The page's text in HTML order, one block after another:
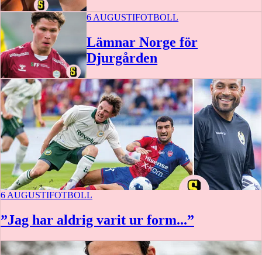
6 AUGUSTIFOTBOLL
Lämnar Norge för
Djurgården
6 AUGUSTIFOTBOLL
”Jag har aldrig varit ur form...”